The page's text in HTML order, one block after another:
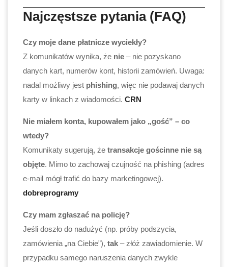
Najczęstsze pytania (FAQ)
Czy moje dane płatnicze wyciekły?
Z komunikatów wynika, że nie – nie pozyskano
danych kart, numerów kont, historii zamówień. Uwaga:
nadal możliwy jest phishing, więc nie podawaj danych
karty w linkach z wiadomości. CRN
Nie miałem konta, kupowałem jako „gość” – co
wtedy?
Komunikaty sugerują, że transakcje gościnne nie są
objęte. Mimo to zachowaj czujność na phishing (adres
e-mail mógł trafić do bazy marketingowej).
dobreprogramy
Czy mam zgłaszać na policję?
Jeśli doszło do nadużyć (np. próby podszycia,
zamówienia „na Ciebie”), tak – złóż zawiadomienie. W
przypadku samego naruszenia danych zwykle